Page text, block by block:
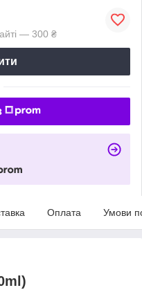
— 300 ₴
Оплата Умови